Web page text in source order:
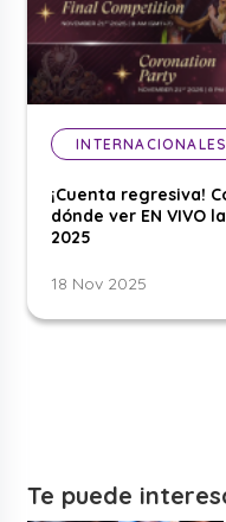
INTERNACIONALES
¡Cuenta regresiva!
dónde ver EN VIVO
2025
18 Nov 2025
Te puede